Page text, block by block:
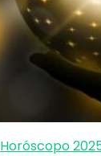
Horóscopo